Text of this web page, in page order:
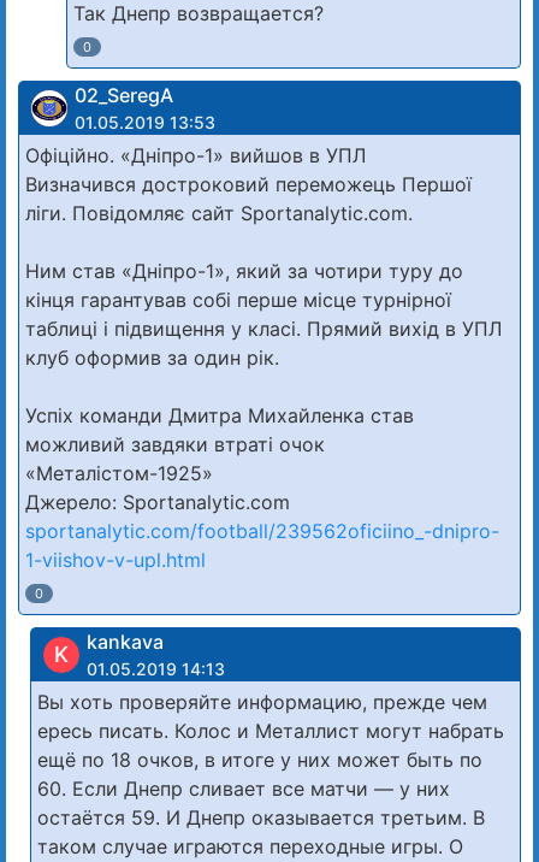
Так Днепр возвращается?
0
02_SeregA
01.05.2019 13:53
Офіційно. «Дніпро-1» вийшов в УПЛ
Визначився достроковий переможець Першої
ліги. Повідомляє сайт Sportanalytic.com.
Ним став «Дніпро-1», який за чотири туру до
кінця гарантував собі перше місце турнірної
таблиці і підвищення у класі. Прямий вихід в УПЛ
клуб оформив за один рік.
Успіх команди Дмитра Михайленка став
можливий завдяки втраті очок
«Металістом-1925»
Джерело: Sportanalytic.com
sportanalytic.com/football/239562oficiino_-dnipro-
1-viishov-v-upl.html
0
K kankava
01.05.2019 14:13
Вы хоть проверяйте информацию, прежде чем
ересь писать. Колос и Металлист могут набрать
ещё по 18 очков, в итоге у них может быть по
60. Если Днепр сливает все матчи — у них
остаётся 59. И Днепр оказывается третьим. В
таком случае играются переходные игры. О